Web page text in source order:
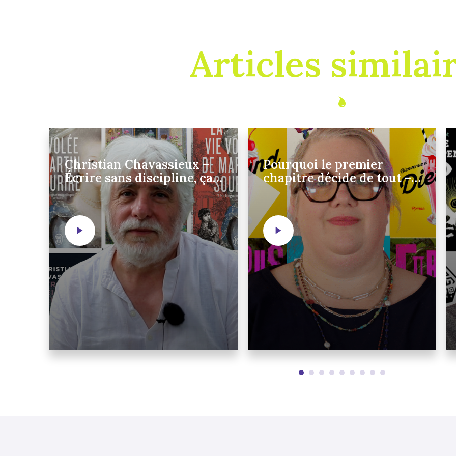
Articles
Christian Chavassieux –
Écrire sans discipline, ça
n’existe pas
Pourquoi le premier
chapitre décide de tout –
Sarai Walker